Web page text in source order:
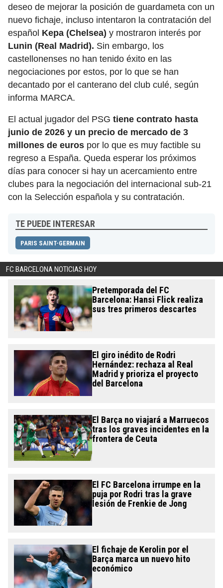
deseo de mejorar la posición de guardameta con un
nuevo fichaje, incluso intentaron la contratación del
español Kepa (Chelsea) y mostraron interés por
Lunin (Real Madrid). Sin embargo, los
castellonenses no han tenido éxito en las
negociaciones por estos, por lo que se han
decantado por el canterano del club culé, según
informa MARCA.
El actual jugador del PSG tiene contrato hasta
junio de 2026 y un precio de mercado de 3
millones de euros por lo que es muy factible su
regreso a España. Queda esperar los próximos
días para conocer si hay un acercamiento entre
clubes para la negociación del internacional sub-21
con la Selección española y su contratación.
TE PUEDE INTERESAR
PARIS SAINT-GERMAIN
FC BARCELONA NOTICIAS HOY
Pretemporada del FC
Barcelona: Hansi Flick realiza
sus tres primeros descartes
El giro inédito de Rodri
Hernández: rechaza al Real
Madrid y prioriza el proyecto
del Barcelona
El Barça no viajará a Marruecos
tras los graves incidentes en la
frontera de Ceuta
El FC Barcelona irrumpe en la
puja por Rodri tras la grave
lesión de Frenkie de Jong
El fichaje de Kerolin por el
Barça marca un nuevo hito
económico